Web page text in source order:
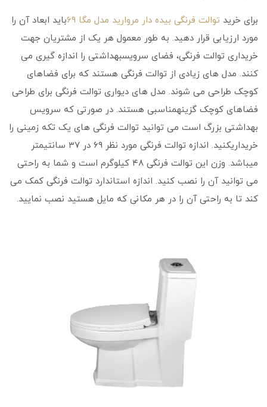
برای خرید توالت فرنگی بیده دار مروارید مدل مگا 69
باید ابعاد آن را
مورد ارزیابی قرار دهید. به طور معمول هر یک از مشتریان جهت
خریداری توالت فرنگی، فضای سرویسبهداشتی را اندازه گیری می
کنند. مدل های زیادی از توالت فرنگی هستند که برای فضاهای
کوچک طراحی می شوند. مدل های دیواری توالت فرنگی برای طراحی
فضاهای کوچک گزینهمناسبی هستند. در صورتی که سرویس
بهداشتی بزرگ است می ‌توانید توالت فرنگی های یک تکه زمینی را
خریداریکنید. اندازه توالت فرنگی مورد نظر ۶۹ در ۳۷ سانتیمتر
میباشد. وزن این توالت فرنگی ۴۸ کیلوگرم است و شما به راحتی
می توانید آن را نصب کنید. اندازه استاندارد توالت فرنگی کمک می‌
کند تا به راحتی آن را در هر مکانی که مایل هستید نصب نمایید.